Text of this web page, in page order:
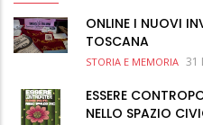
ONLINE I NUOVI
TOSCANA
STORIA E MEMORIA 31
ESSERE
NELLO SPAZIO